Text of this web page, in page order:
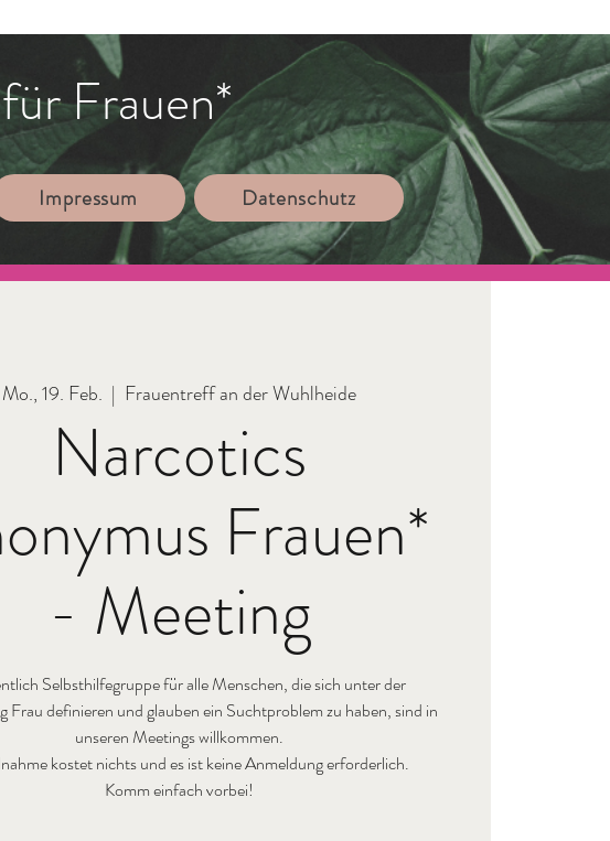
Frauen*
Impressum Datenschutz
Mo., 19. Feb.
  |
Frauentreff an der Wuhlheide
Narcotics
Frauen*
- Meeting
Selbsthilfegruppe für alle Menschen, die sich unter der
Frau definieren und glauben ein Suchtproblem zu haben, sind in
unseren Meetings willkommen.
kostet nichts und es ist keine Anmeldung erforderlich.
Komm einfach vorbei!